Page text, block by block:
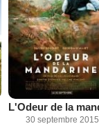
30 septembre 2015